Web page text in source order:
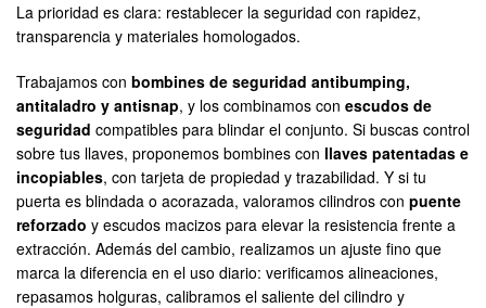
La prioridad es clara: restablecer la seguridad con rapidez,
transparencia y materiales homologados.
Trabajamos con bombines de seguridad antibumping,
antitaladro y antisnap, y los combinamos con escudos de
seguridad compatibles para blindar el conjunto. Si buscas control
sobre tus llaves, proponemos bombines con llaves patentadas e
incopiables, con tarjeta de propiedad y trazabilidad. Y si tu
puerta es blindada o acorazada, valoramos cilindros con puente
reforzado y escudos macizos para elevar la resistencia frente a
extracción. Además del cambio, realizamos un ajuste fino que
marca la diferencia en el uso diario: verificamos alineaciones,
repasamos holguras, calibramos el saliente del cilindro y